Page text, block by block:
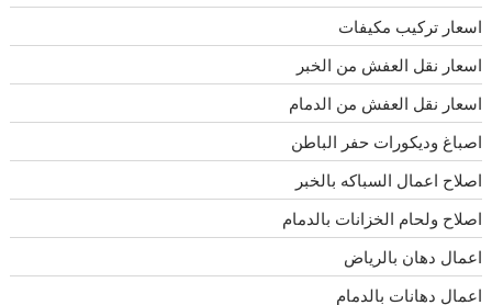
اسعار تركيب مكيفات
اسعار نقل العفش من الخبر
اسعار نقل العفش من الدمام
اصباغ وديكورات حفر الباطن
اصلاح اعمال السباكه بالخبر
اصلاح ولحام الخزانات بالدمام
اعمال دهان بالرياض
اعمال دهانات بالدمام